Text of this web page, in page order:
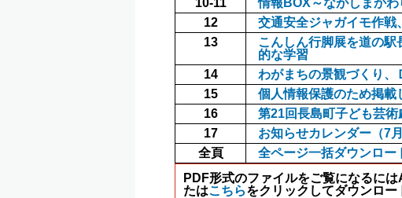
10-11
情報BOX～ながしまかわ
12
交通安全ジャガイモ作戦
13
こんしん行脚展を道の
的な学習
14 わがまちの景観づくり、
15
個人情報保護のため掲載
16
第21回長島町子ども芸術
17
お知らせカレンダー（7月
全頁
全ページ一括ダウンロー
PDF形式のファイルをご覧になるに
たはこちらをクリックしてダウンロー